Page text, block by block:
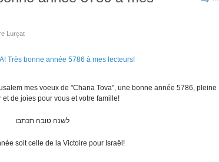
Lurçat
mes voeux de "Chana Tova", une bonne année 5786, pleine
et de joies pour vous et votre famille!
לשנה טובה תכתבו
soit celle de la Victoire pour Israël!